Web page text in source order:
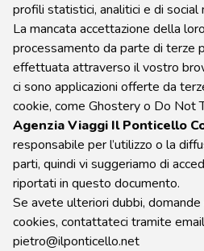
profili statistici, analitici e di social
La mancata accettazione della
processamento da parte di terze
effettuata attraverso il vostro
ci sono applicazioni offerte da
cookie, come Ghostery o Do Not
Agenzia Viaggi Il Ponticello
responsabile per l’utilizzo o la
parti, quindi vi suggeriamo di
riportati in questo documento.
Se avete ulteriori dubbi,
cookies, contattateci tramite email
pietro@ilponticello.net